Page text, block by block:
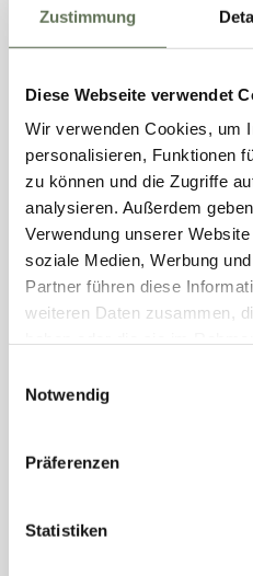
Zustimmung
Diese Webseite verwendet
Wir verwenden Cookies, um
personalisieren, Funktionen
zu können und die Zugriffe
analysieren. Außerdem
Verwendung unserer
soziale Medien, Werbung
Partner führen diese
weiteren Daten zusammen,
Notwendig
Präferenzen
Statistiken
Fußreflexzonenmassage ca.
Fußmassage
Fußmassage inkl.
Entspannendes und reinigendes
Klassische Massage
Klassische Massage ca 45 min
Eine professionelle Kl. Massage hilft,